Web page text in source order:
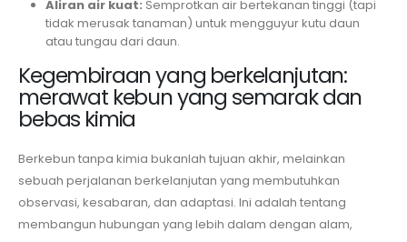
Aliran air kuat: Semprotkan air bertekanan tinggi (tapi
tidak merusak tanaman) untuk mengguyur kutu daun
atau tungau dari daun.
Kegembiraan yang berkelanjutan:
merawat kebun yang semarak dan
bebas kimia
Berkebun tanpa kimia bukanlah tujuan akhir, melainkan
sebuah perjalanan berkelanjutan yang membutuhkan
observasi, kesabaran, dan adaptasi. Ini adalah tentang
membangun hubungan yang lebih dalam dengan alam,